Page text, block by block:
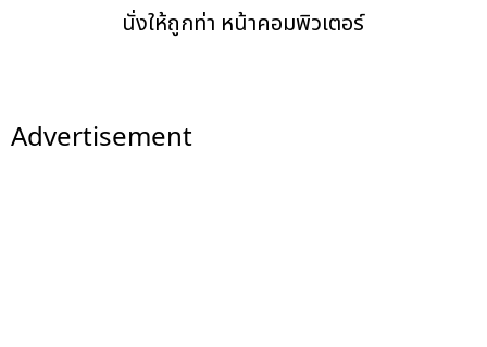
นั่งให้ถูกท่า หน้าคอมพิวเตอร์
Advertisement